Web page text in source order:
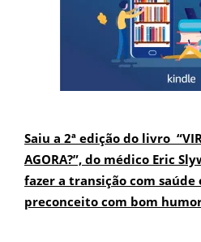
Saiu a 2ª edição do livro
AGORA?”, do médico Eric
fazer a transição com
preconceito com bom